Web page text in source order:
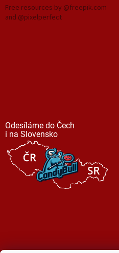
Free resources by @freepik.com
and @pixelperfect
Odesíláme do Čech
i na Slovensko